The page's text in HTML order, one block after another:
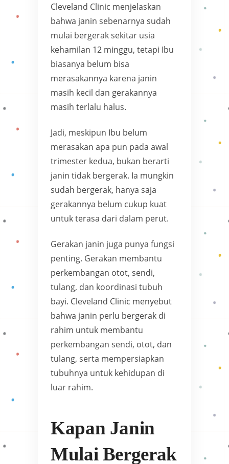
Cleveland Clinic menjelaskan
bahwa janin sebenarnya sudah
mulai bergerak sekitar usia
kehamilan 12 minggu, tetapi Ibu
biasanya belum bisa
merasakannya karena janin
masih kecil dan gerakannya
masih terlalu halus.
Jadi, meskipun Ibu belum
merasakan apa pun pada awal
trimester kedua, bukan berarti
janin tidak bergerak. Ia mungkin
sudah bergerak, hanya saja
gerakannya belum cukup kuat
untuk terasa dari dalam perut.
Gerakan janin juga punya fungsi
penting. Gerakan membantu
perkembangan otot, sendi,
tulang, dan koordinasi tubuh
bayi. Cleveland Clinic menyebut
bahwa janin perlu bergerak di
rahim untuk membantu
perkembangan sendi, otot, dan
tulang, serta mempersiapkan
tubuhnya untuk kehidupan di
luar rahim.
Kapan Janin
Mulai Bergerak